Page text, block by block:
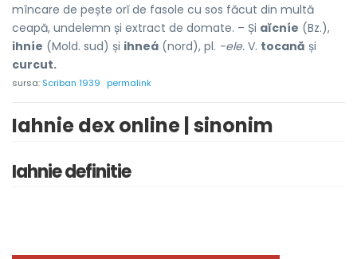
mîncare de pește orĭ de fasole cu sos făcut din multă
ceapă, undelemn și extract de domate. – Și aĭcníe (Bz.),
ihníe (Mold. sud) și ihneá (nord), pl. -ele. V. tocană și
curcut.
sursa: Scriban 1939 permalink
Iahnie dex online | sinonim
Iahnie definitie